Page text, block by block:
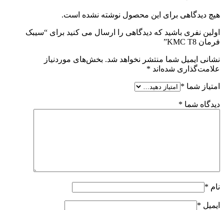
هیچ دیدگاهی برای این محصول نوشته نشده است.
اولین نفری باشید که دیدگاهی را ارسال می کنید برای “سیبک
فرمان KMC T8”
نشانی ایمیل شما منتشر نخواهد شد. بخش‌های موردنیاز
علامت‌گذاری شده‌اند *
امتیاز شما *
دیدگاه شما *
نام *
ایمیل *